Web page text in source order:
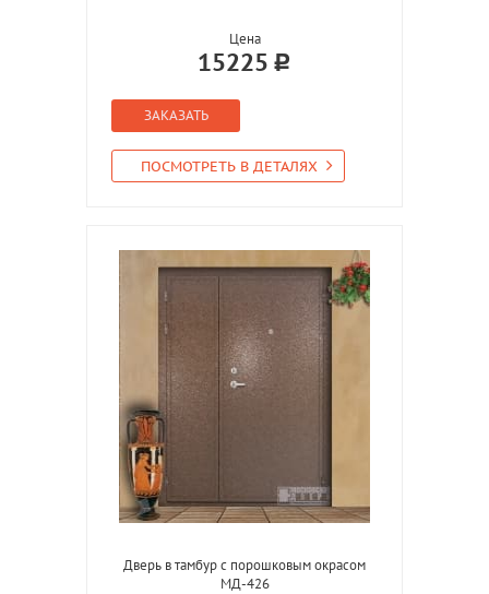
Цена
15225
ЗАКАЗАТЬ
ПОСМОТРЕТЬ В ДЕТАЛЯХ
Дверь в тамбур с порошковым окрасом
МД-426